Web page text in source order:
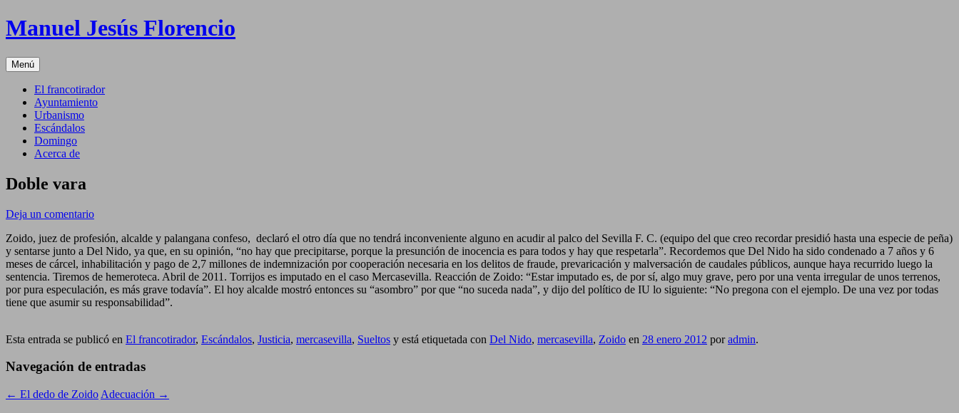
Saltar
al
Manuel Jesús Florencio
Menú
El francotirador
Ayuntamiento
Urbanismo
Escándalos
Domingo
Acerca de
Doble vara
Deja un comentario
Zoido, juez de profesión, alcalde y palangana confeso, declaró el otro día que no tendrá inconveniente alguno en acudir al palco del Sevilla F. C. (equipo del que creo recordar presidió hasta una especie de peña)
y sentarse junto a Del Nido, ya que, en su opinión, “no hay que precipitarse, porque la presunción de inocencia es para todos y hay que respetarla”. Recordemos que Del Nido ha sido condenado a 7 años y 6
meses de cárcel, inhabilitación y pago de 2,7 millones de indemnización por cooperación necesaria en los delitos de fraude, prevaricación y malversación de caudales públicos, aunque haya recurrido luego la
sentencia. Tiremos de hemeroteca. Abril de 2011. Torrijos es imputado en el caso Mercasevilla. Reacción de Zoido: “Estar imputado es, de por sí, algo muy grave, pero por una venta irregular de unos terrenos,
por pura especulación, es más grave todavía”. El hoy alcalde mostró entonces su “asombro” por que “no suceda nada”, y dijo del político de IU lo siguiente: “No pregona con el ejemplo. De una vez por todas
tiene que asumir su responsabilidad”.
Esta entrada se publicó en El francotirador, Escándalos, Justicia, mercasevilla, Sueltos y está etiquetada con Del Nido, mercasevilla, Zoido en 28 enero 2012 poradmin.
Navegación de entradas
← El dedo de Zoido Adecuación →